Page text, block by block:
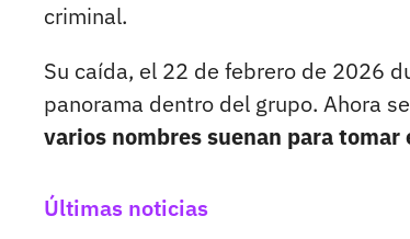
criminal.
Su caída, el 22 de febrero de 2026
panorama dentro del grupo. Ahora
varios nombres suenan para tomar
Últimas noticias